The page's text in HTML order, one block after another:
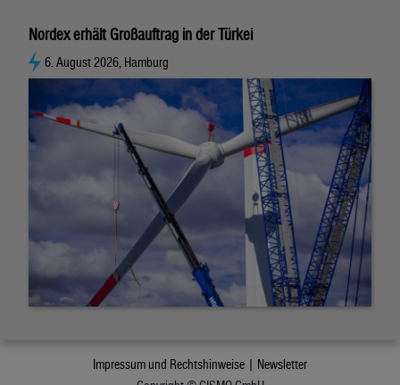
Nordex erhält Großauftrag in der Türkei
6. August 2026, Hamburg
Impressum und Rechtshinweise | Newsletter